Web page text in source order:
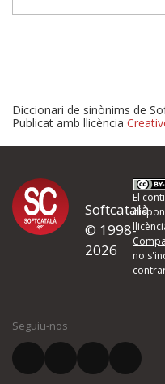
d'errors
Si heu trobat un error o
quina és la millora que
El vostre correu
Diccionari de sinònims de
Publicat amb llicència
Softcatalà
© 1998-
2026
El
no
Seguiu-nos